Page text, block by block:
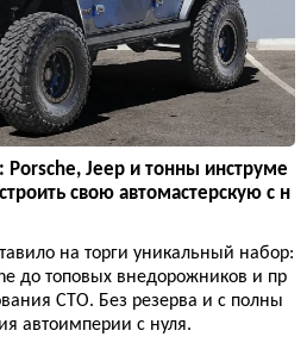
Porsche, Jeep и тонны инструме
свою автомастерскую с н
на торги уникальный набор:
до топовых внедорожников и пр
СТО. Без резерва и с полны
автоимперии с нуля.